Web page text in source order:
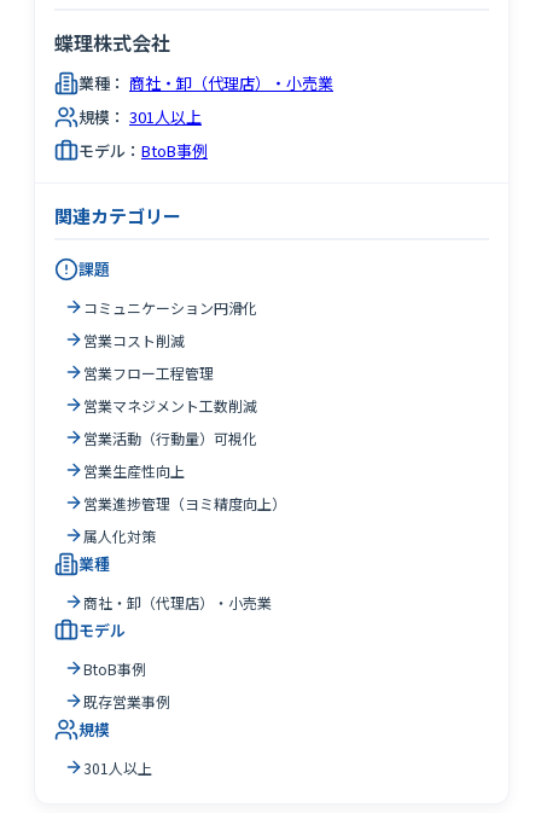
蝶理株式会社
業種： 商社・卸（代理店）・小売業
規模： 301人以上
モデル： BtoB事例
関連カテゴリー
課題
コミュニケーション円滑化
営業コスト削減
営業フロー工程管理
営業マネジメント工数削減
営業活動（行動量）可視化
営業生産性向上
営業進捗管理（ヨミ精度向上）
属人化対策
業種
商社・卸（代理店）・小売業
モデル
BtoB事例
既存営業事例
規模
301人以上